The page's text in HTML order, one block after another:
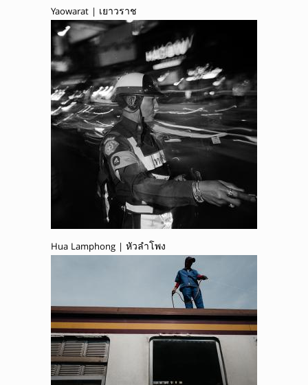
Yaowarat | เยาวราช
Hua Lamphong | หัวลำโพง